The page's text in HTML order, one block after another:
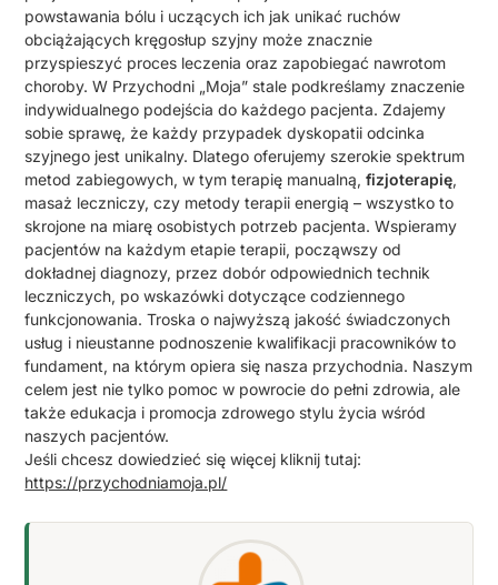
powstawania bólu i uczących ich jak unikać ruchów
obciążających kręgosłup szyjny może znacznie
przyspieszyć proces leczenia oraz zapobiegać nawrotom
choroby. W Przychodni „Moja” stale podkreślamy znaczenie
indywidualnego podejścia do każdego pacjenta. Zdajemy
sobie sprawę, że każdy przypadek dyskopatii odcinka
szyjnego jest unikalny. Dlatego oferujemy szerokie spektrum
metod zabiegowych, w tym terapię manualną,fizjoterapię,
masaż leczniczy, czy metody terapii energią – wszystko to
skrojone na miarę osobistych potrzeb pacjenta. Wspieramy
pacjentów na każdym etapie terapii, począwszy od
dokładnej diagnozy, przez dobór odpowiednich technik
leczniczych, po wskazówki dotyczące codziennego
funkcjonowania. Troska o najwyższą jakość świadczonych
usług i nieustanne podnoszenie kwalifikacji pracowników to
fundament, na którym opiera się nasza przychodnia. Naszym
celem jest nie tylko pomoc w powrocie do pełni zdrowia, ale
także edukacja i promocja zdrowego stylu życia wśród
naszych pacjentów.
Jeśli chcesz dowiedzieć się więcej kliknij tutaj:
https://przychodniamoja.pl/